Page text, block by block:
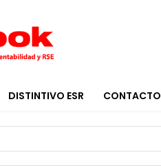
DISTINTIVO ESR CONTACTO